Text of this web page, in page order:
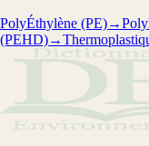
PolyÉthylène (PE)→
(PEHD)→